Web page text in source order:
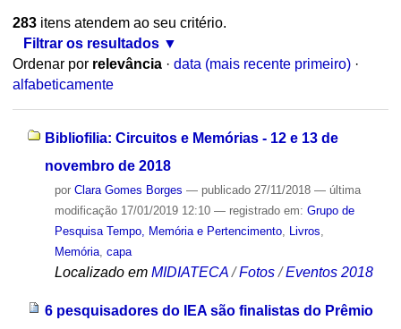
283itens atendem ao seu critério.
Filtrar os resultados
Ordenar por relevância · data (mais recente primeiro) ·
alfabeticamente
Bibliofilia: Circuitos e Memórias - 12 e 13 de
novembro de 2018
por Clara Gomes Borges — publicado27/11/2018 — última
modificação17/01/2019 12:10 — registrado em: Grupo de
Pesquisa Tempo, Memória e Pertencimento, Livros
Memória, capa
Localizado em MIDIATECA /Fotos /Eventos 2018
6 pesquisadores do IEA são finalistas do Prêmio